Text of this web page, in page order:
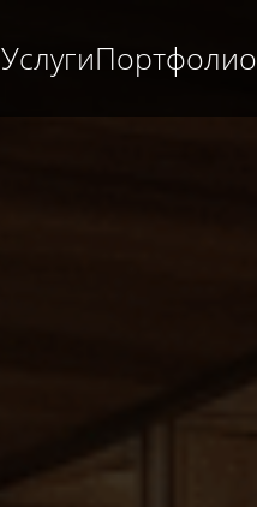
УслугиПортфолио